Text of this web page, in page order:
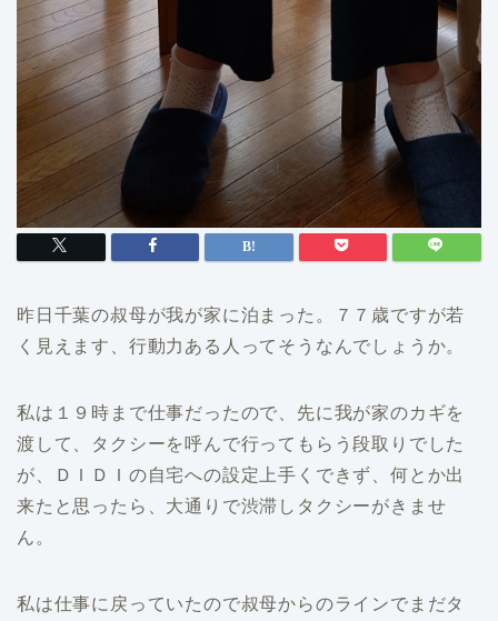
昨日千葉の叔母が我が家に泊まった。７７歳ですが若
く見えます、行動力ある人ってそうなんでしょうか。
私は１９時まで仕事だったので、先に我が家のカギを
渡して、タクシーを呼んで行ってもらう段取りでした
が、ＤＩＤＩの自宅への設定上手くできず、何とか出
来たと思ったら、大通りで渋滞しタクシーがきませ
ん。
私は仕事に戻っていたので叔母からのラインでまだタ